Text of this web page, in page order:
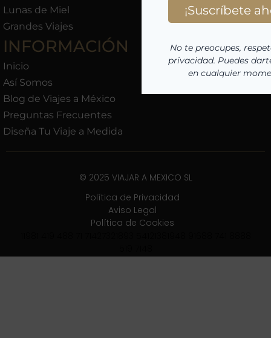
Lunas de Miel
Grandes Viajes
INFORMACIÓN
Inicio
Así Somos
Blog de Viajes a México
Preguntas Frecuentes
Diseña Tu Viaje a Medida
© 2025 VIAJAR A MEXICO SL
Política de Privacidad
Aviso Legal
Política de Cookies